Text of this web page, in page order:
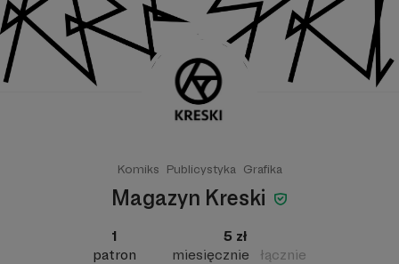
Komiks Publicystyka Grafika
Magazyn Kreski
1
patron
5 zł
miesięcznie
łącznie